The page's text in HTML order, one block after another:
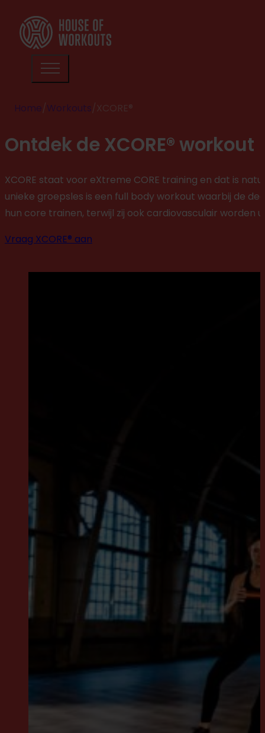
Home Workouts
Ontdek de XCORE® workout
XCORE staat voor eXtreme CORE training en dat is
unieke groepsles is een full body workout waarbij de
hun core trainen, terwijl zij ook cardiovasculair worden
Vraag XCORE® aan